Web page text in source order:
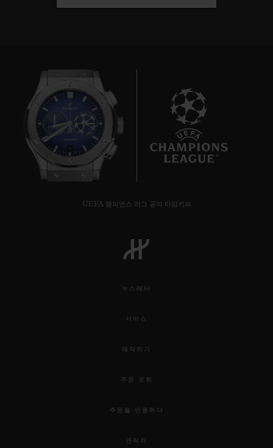
UEFA 챔피언스 리그 공식 타임키퍼
뉴스레터
서비스
예약하기
주문 조회
주문을 반품하다
연락처